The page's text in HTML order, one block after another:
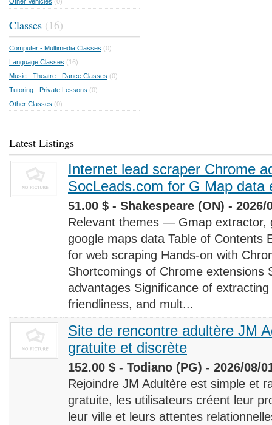
Classes (16)
Computer - Multimedia Classes (0)
Language Classes (16)
Music - Theatre - Dance Classes (0)
Tutoring - Private Lessons (0)
Other Classes (0)
Latest Listings
Internet lead scraper Chrome
SocLeads.com for G Map data
51.00 $ - Shakespeare (ON) - 2026/
Relevant themes — Gmap extractor,
google maps data Table of Contents
for web scraping Hands-on with
Shortcomings of Chrome extensions
advantages Significance of
friendliness, and mult...
Site de rencontre adultère JM
gratuite et discrète
152.00 $ - Todiano (PG) - 2026/08/
Rejoindre JM Adultère est simple et
gratuite, les utilisateurs créent leur
leur ville et leurs attentes